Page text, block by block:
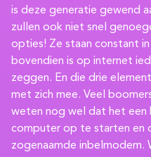
is deze generatie gewend
zullen ook niet snel
opties! Ze staan constant
bovendien is op internet
zeggen. En die drie
met zich mee. Veel
weten nog wel dat het een
computer op te starten en
zogenaamde inbelmodem.